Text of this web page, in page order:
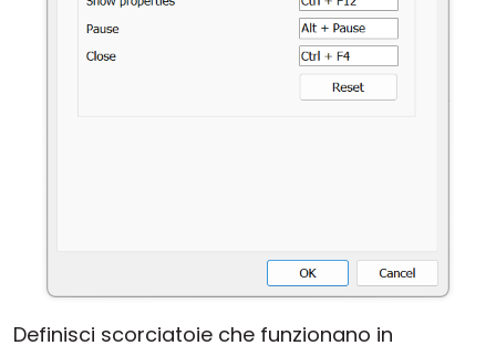
Definisci scorciatoie che funzionano in